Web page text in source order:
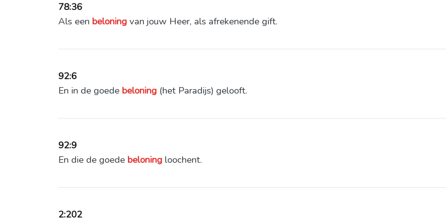
78:36
Als een beloningvan jouw Heer, als afrekenende gift.
92:6
En in de goede beloning (het Paradijs) gelooft.
92:9
En die de goede beloning loochent.
2:202